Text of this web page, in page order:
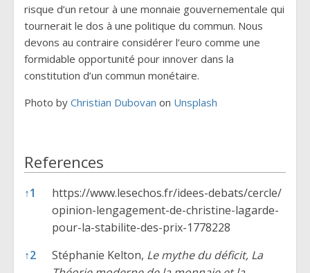
risque d’un retour à une monnaie gouvernementale qui
tournerait le dos à une politique du commun. Nous
devons au contraire considérer l’euro comme une
formidable opportunité pour innover dans la
constitution d’un commun monétaire.
Photo by Christian Dubovan on Unsplash
References
References
↑1
https://www.lesechos.fr/idees-debats/cercle/
opinion-lengagement-de-christine-lagarde-
pour-la-stabilite-des-prix-1778228
↑2 Stéphanie Kelton, Le mythe du déficit, La